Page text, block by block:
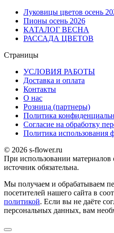
Луковицы цветов осень
Пионы осень 2026
КАТАЛОГ ВЕСНА
РАССАДА ЦВЕТОВ
Страницы
УСЛОВИЯ РАБОТЫ
Доставка и оплата
Контакты
О наc
Розница (партнеры)
Политика
Согласие на обработку
Политика использования
© 2026 s-flower.ru
При использовании материалов
источник обязательна.
Мы получаем и обрабатываем
посетителей нашего сайта в
политикой. Если вы не даёте
персональных данных, вам